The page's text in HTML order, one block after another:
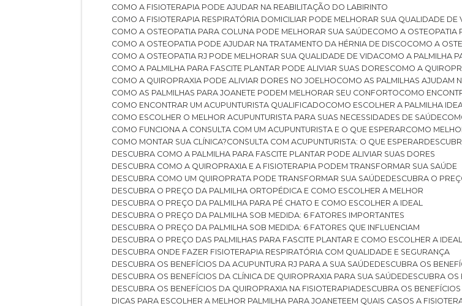
COMO A FISIOTERAPIA PODE AJUDAR NA REABILITAÇÃO DO LABIRINTO
COMO A FISIOTERAPIA RESPIRATÓRIA DOMICILIAR PODE MELHORAR SUA QUALIDADE DE
COMO A OSTEOPATIA PARA COLUNA PODE MELHORAR SUA SAÚDE
COMO A
COMO A OSTEOPATIA PODE AJUDAR NA TRATAMENTO DA HÉRNIA DE DISCO
COMO A
COMO A OSTEOPATIA RJ PODE MELHORAR SUA QUALIDADE DE VIDA
COMO A PALMILHA
COMO A PALMILHA PARA FASCITE PLANTAR PODE ALIVIAR SUAS DORES
COMO A
COMO A QUIROPRAXIA PODE ALIVIAR DORES NO JOELHO
COMO AS PALMILHAS AJUDAM
COMO AS PALMILHAS PARA JOANETE PODEM MELHORAR SEU CONFORTO
COMO
COMO ENCONTRAR UM ACUPUNTURISTA QUALIFICADO
COMO ESCOLHER A PALMILHA
COMO ESCOLHER O MELHOR ACUPUNTURISTA PARA SUAS NECESSIDADES DE SAÚDE
COMO FUNCIONA A CONSULTA COM UM ACUPUNTURISTA E O QUE ESPERAR
COMO
COMO MONTAR SUA CLÍNICA?
CONSULTA COM ACUPUNTURISTA: O QUE ESPERAR
DESCUBRA COMO A PALMILHA PARA FASCITE PLANTAR PODE ALIVIAR SUAS DORES
DESCUBRA COMO A QUIROPRAXIA E A FISIOTERAPIA PODEM TRANSFORMAR SUA SAÚDE
DESCUBRA COMO UM QUIROPRATA PODE TRANSFORMAR SUA SAÚDE
DESCUBRA O
DESCUBRA O PREÇO DA PALMILHA ORTOPÉDICA E COMO ESCOLHER A MELHOR
DESCUBRA O PREÇO DA PALMILHA PARA PÉ CHATO E COMO ESCOLHER A IDEAL
DESCUBRA O PREÇO DA PALMILHA SOB MEDIDA: 6 FATORES IMPORTANTES
DESCUBRA O PREÇO DA PALMILHA SOB MEDIDA: 6 FATORES QUE INFLUENCIAM
DESCUBRA O PREÇO DAS PALMILHAS PARA FASCITE PLANTAR E COMO ESCOLHER A IDEAL
DESCUBRA ONDE FAZER FISIOTERAPIA RESPIRATÓRIA COM QUALIDADE E SEGURANÇA
DESCUBRA OS BENEFÍCIOS DA ACUPUNTURA RJ PARA A SUA SAÚDE
DESCUBRA OS
DESCUBRA OS BENEFÍCIOS DA CLÍNICA DE QUIROPRAXIA PARA SUA SAÚDE
DESCUBRA
DESCUBRA OS BENEFÍCIOS DA QUIROPRAXIA NA FISIOTERAPIA
DESCUBRA OS
DICAS PARA ESCOLHER A MELHOR PALMILHA PARA JOANETE EM QUAIS CASOS A